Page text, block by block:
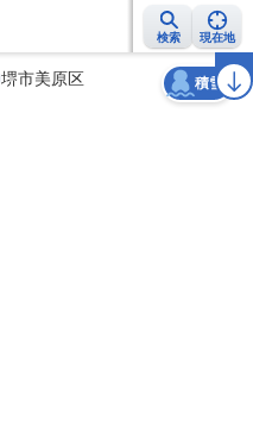
検索 現在地
警報・注意報 2週間天気 ラ
堺市美原区 積雪
天気 台風